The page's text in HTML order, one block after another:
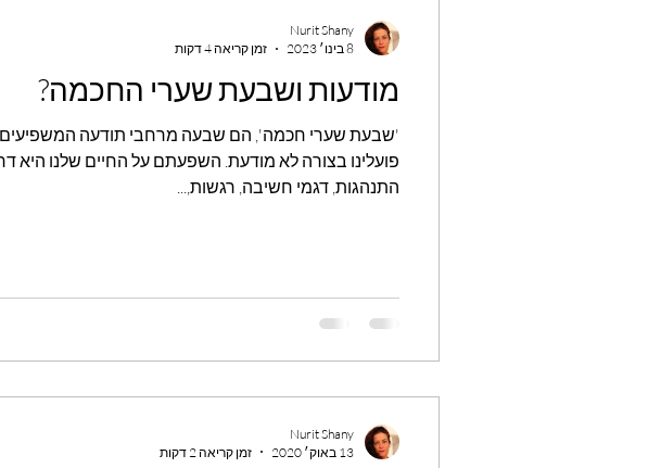
מודעות ושבעת שערי החכמה?
'שבעת שערי חכמה', הם שבעה מרחבי תודעה
פועלינו בצורה לא מודעת. השפעתם על החיים
התנהגות, דגמי חשיבה, רגשות,...
Nurit Shany
8 בינו׳ 2023
זמן קריאה 4 דקות
Nurit Shany
13 באוק׳ 2020
זמן קריאה 2 דקות